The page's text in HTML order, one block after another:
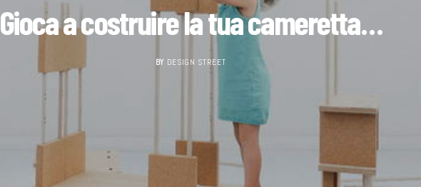
Gioca a costruire la tua cameretta…
BY DESIGN STREET